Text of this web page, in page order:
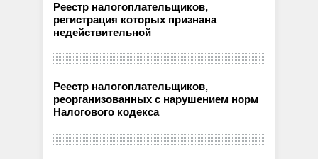
Реестр налогоплательщиков,
регистрация которых признана
недействительной
Реестр налогоплательщиков,
реорганизованных с нарушением норм
Налогового кодекса